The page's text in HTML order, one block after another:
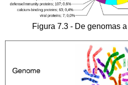
Figura 7.3 - De genomas